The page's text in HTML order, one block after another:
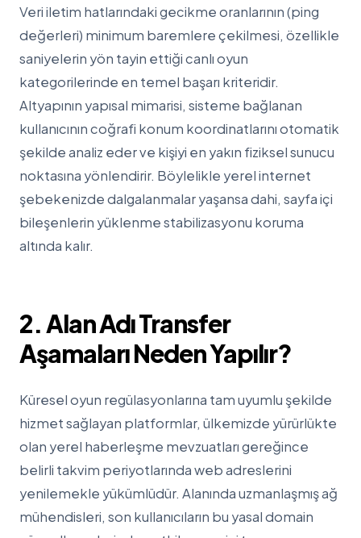
Veri iletim hatlarındaki gecikme oranlarının (ping
değerleri) minimum baremlere çekilmesi, özellikle
saniyelerin yön tayin ettiği canlı oyun
kategorilerinde en temel başarı kriteridir.
Altyapının yapısal mimarisi, sisteme bağlanan
kullanıcının coğrafi konum koordinatlarını otomatik
şekilde analiz eder ve kişiyi en yakın fiziksel sunucu
noktasına yönlendirir. Böylelikle yerel internet
şebekenizde dalgalanmalar yaşansa dahi, sayfa içi
bileşenlerin yüklenme stabilizasyonu koruma
altında kalır.
2. Alan Adı Transfer
Aşamaları Neden Yapılır?
Küresel oyun regülasyonlarına tam uyumlu şekilde
hizmet sağlayan platformlar, ülkemizde yürürlükte
olan yerel haberleşme mevzuatları gereğince
belirli takvim periyotlarında web adreslerini
yenilemekle yükümlüdür. Alanında uzmanlaşmış ağ
mühendisleri, son kullanıcıların bu yasal domain